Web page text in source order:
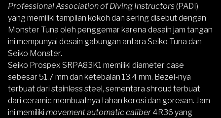
Professional Association of Diving Instructors(PADI)
yang memiliki tampilan kokoh dan sering disebut dengan
Monster Tuna oleh penggemar karena desain jam tangan
ini mempunyai desain gabungan antara Seiko Tuna dan
Seiko Monster.
Seiko Prospex SRPA83K1 memiliki diameter case
sebesar 51.7 mm dan ketebalan 13.4 mm. Bezel-nya
terbuat dari stainless steel, sementara shroud terbuat
dari ceramic membuatnya tahan korosi dan goresan. Jam
ini memiliki movement automatic caliber 4R36 yang